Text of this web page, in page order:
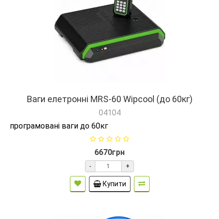
Ваги елетронні MRS-60 Wipcool (до 60кг)
04104
програмовані ваги до 60кг
6670грн
- +
Купити